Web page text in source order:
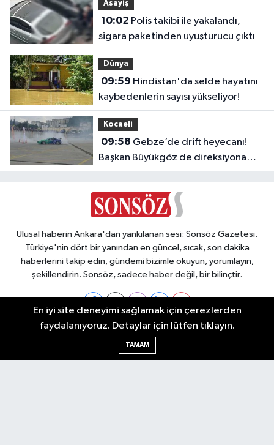
Asayiş
10:02
sigara paketinden uyuşturucu çıktı
Dünya
09:59
kaybedenlerin sayısı yükseliyor!
Kocaeli
09:58
Başkan Büyükgöz de direksiyona
geçti
Ulusal haberin Ankara'dan yankılanan sesi: Sonsöz Gazetesi.
Türkiye'nin dört bir yanından en güncel, sıcak, son dakika
haberlerini takip edin, gündemi bizimle okuyun, yorumlayın,
şekillendirin. Sonsöz, sadece haber değil, bir bilinçtir.
Ankara Nöbetçi Eczaneler
En iyi site deneyimi sağlamak için çerezlerden
faydalanıyoruz. Detaylar için lütfen tıklayın.
TAMAM